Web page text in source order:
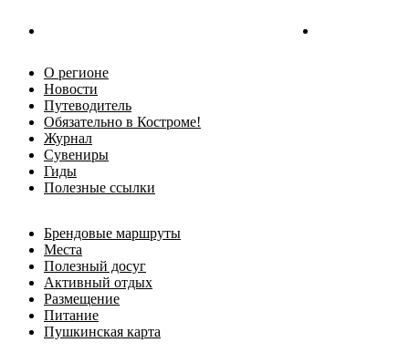
О регионе
Новости
Путеводитель
Обязательно в Костроме!
Журнал
Сувениры
Гиды
Полезные ссылки
Брендовые маршруты
Места
Полезный досуг
Активный отдых
Размещение
Питание
Пушкинская карта